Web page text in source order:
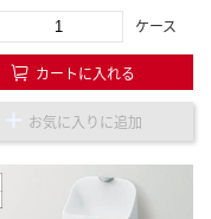
ケース
カートに入れる
お気に入りに追加